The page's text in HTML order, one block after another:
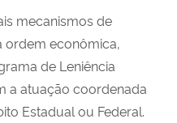
mecanismos de
ordem econômica,
de Leniência
a atuação coordenada
Estadual ou Federal.